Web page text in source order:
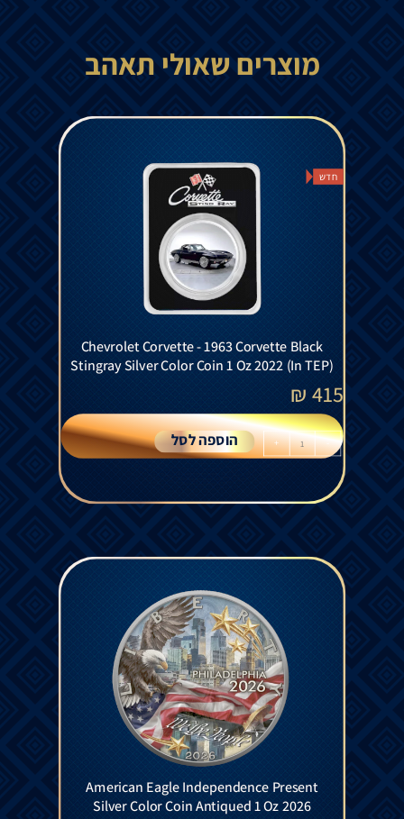
מוצרים שאולי תאהב
חדש
Chevrolet Corvette - 1963 Corvette Black
Stingray Silver Color Coin 1 Oz 2022 (In TEP)
415
₪
-
+ הוספה לסל
American Eagle Independence Present
Silver Color Coin Antiqued 1 Oz 2026